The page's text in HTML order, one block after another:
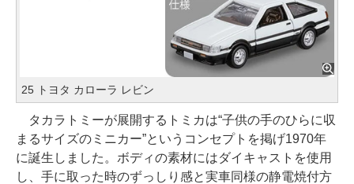
25 トヨタ カローラ レビン
タカラトミーが展開するトミカは“子供の手のひらに収
まるサイズのミニカー”というコンセプトを掲げ1970年
に誕生しました。ボディの素材にはダイキャストを使用
し、手に取った時のずっしり感と実車同様の静電焼付方